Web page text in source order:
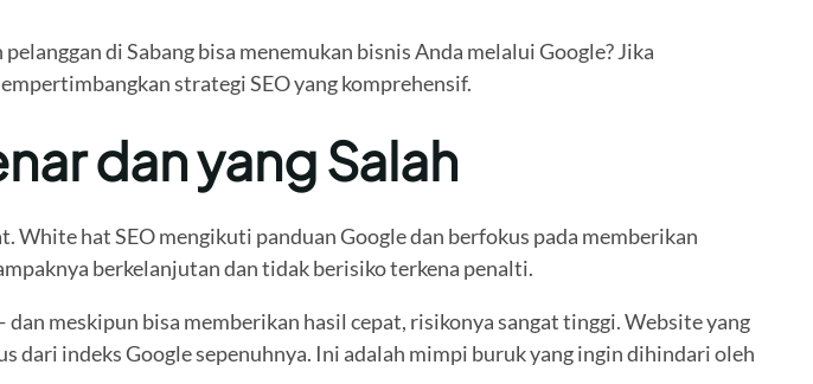
di Sabang bisa menemukan bisnis Anda melalui Google? Jika
strategi SEO yang komprehensif.
dan yang Salah
White hat SEO mengikuti panduan Google dan berfokus pada memberikan
berkelanjutan dan tidak berisiko terkena penalti.
meskipun bisa memberikan hasil cepat, risikonya sangat tinggi. Website yang
dari indeks Google sepenuhnya. Ini adalah mimpi buruk yang ingin dihindari oleh